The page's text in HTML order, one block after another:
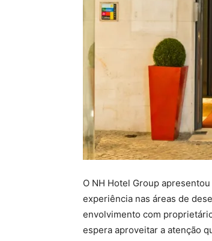
O NH Hotel Group
experiência nas áreas de
envolvimento com
espera aproveitar a atenção